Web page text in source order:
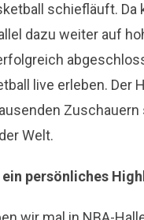
schiefläuft. Da
dazu weiter auf
live erleben. Der
Welt.
ein persönliches